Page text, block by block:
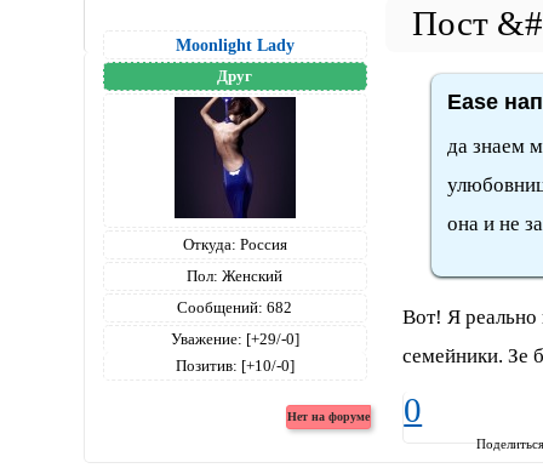
Moonlight Lady
Друг
Откуда: Россия
Пол: Женский
Сообщений: 682
Уважение: [+29/-0]
Позитив: [+10/-0]
Ease
да знаем
она и не
Вот! Я
семейники. Зе
0